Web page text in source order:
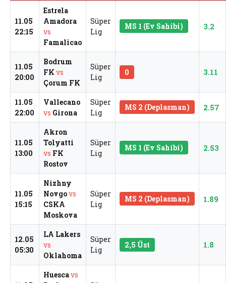
11.05
22:15
Estrela
Amadora
vs
Famalicao
Süper
Lig
MS 1 (Ev Sahibi) 3.2
11.05
20:00
Bodrum
FK vs
Çorum FK
Süper
Lig
0 3.11
11.05
22:00
Vallecano
vs Girona
Süper
Lig
MS 2 (Deplasman) 2.57
11.05
13:00
Akron
Tolyatti
vs FK
Rostov
Süper
Lig
MS 1 (Ev Sahibi) 2.53
11.05
15:15
Nizhny
Novgovs
CSKA
Moskova
Süper
Lig
MS 2 (Deplasman) 1.89
12.05
05:30
LA Lakers
vs
Oklahoma
Süper
Lig
2,5 Üst 1.8
Huescavs